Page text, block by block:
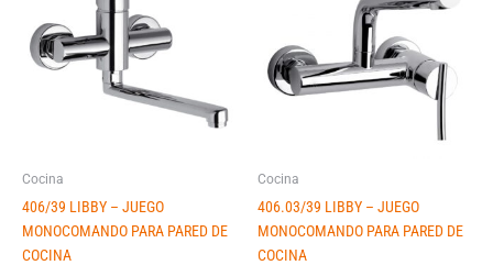
Cocina
406/39 LIBBY – JUEGO
MONOCOMANDO PARA PARED DE
COCINA
Cocina
406.03/39 LIBBY – JUEGO
MONOCOMANDO PARA PARED DE
COCINA